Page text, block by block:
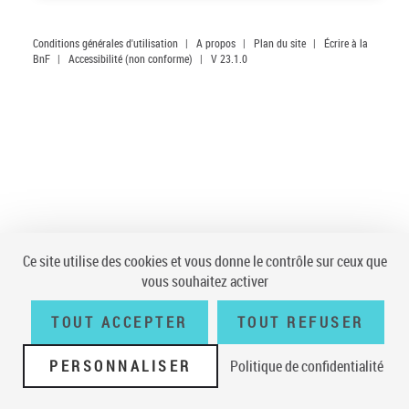
Conditions générales d'utilisation | A propos | Plan du site |
Écrire à la
BnF | Accessibilité (non conforme) | V 23.1.0
Ce site utilise des cookies et vous donne le contrôle sur ceux que
vous souhaitez activer
TOUT ACCEPTER TOUT REFUSER
PERSONNALISER Politique de confidentialité